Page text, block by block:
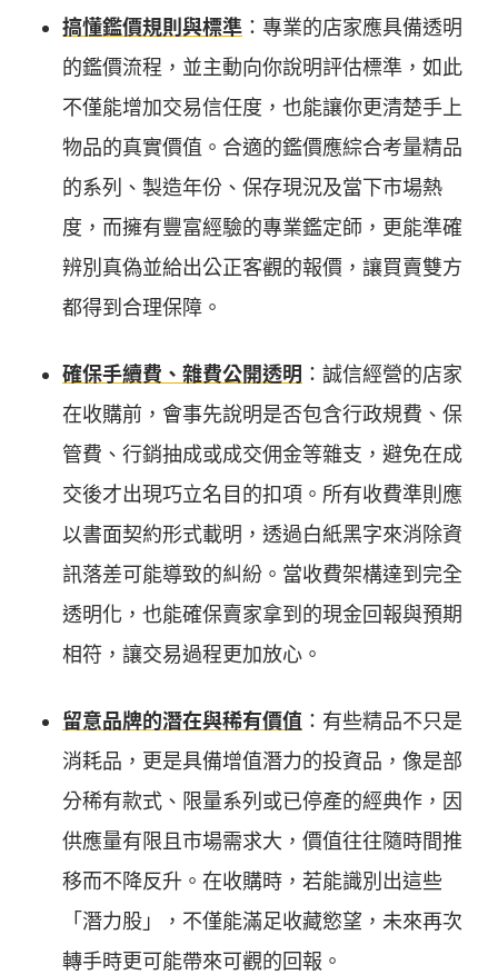
搞懂鑑價規則與標準 ：專業的店家應具備透明
的鑑價流程，並主動向你說明評估標準，如此
不僅能增加交易信任度，也能讓你更清楚手上
物品的真實價值。合適的鑑價應綜合考量精品
的系列、製造年份、保存現況及當下市場熱
度，而擁有豐富經驗的專業鑑定師，更能準確
辨別真偽並給出公正客觀的報價，讓買賣雙方
都得到合理保障。
確保手續費、雜費公開透明 ：誠信經營的店家
在收購前，會事先說明是否包含行政規費、保
管費、行銷抽成或成交佣金等雜支，避免在成
交後才出現巧立名目的扣項。所有收費準則應
以書面契約形式載明，透過白紙黑字來消除資
訊落差可能導致的糾紛。當收費架構達到完全
透明化，也能確保賣家拿到的現金回報與預期
相符，讓交易過程更加放心。
留意品牌的潛在與稀有價值 ：有些精品不只是
消耗品，更是具備增值潛力的投資品，像是部
分稀有款式、限量系列或已停產的經典作，因
供應量有限且市場需求大，價值往往隨時間推
移而不降反升。在收購時，若能識別出這些
「潛力股」，不僅能滿足收藏慾望，未來再次
轉手時更可能帶來可觀的回報。